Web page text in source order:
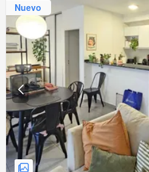
Nuevo